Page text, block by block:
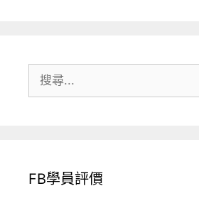
尋:
FB學員評價